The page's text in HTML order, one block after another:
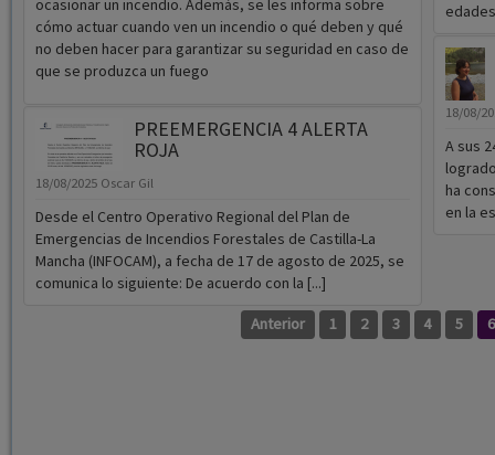
PREEMERGENCIA 4 ALERTA
ROJA
Desde el Centro Operativo Regional del Plan de
Emergencias de Incendios Forestales de Castilla-La
Mancha (INFOCAM), a fecha de 17 de agosto de 2025, se
A sus
ha
Anterior 1 2